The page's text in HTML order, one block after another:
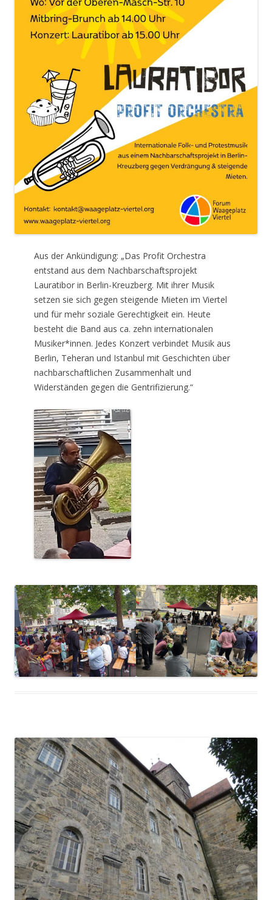
Aus der Ankündigung: „Das Profit Orchestra
entstand aus dem Nachbarschaftsprojekt
Lauratibor in Berlin-Kreuzberg. Mit ihrer Musik
setzen sie sich gegen steigende Mieten im Viertel
und für mehr soziale Gerechtigkeit ein. Heute
besteht die Band aus ca. zehn internationalen
Musiker*innen. Jedes Konzert verbindet Musik aus
Berlin, Teheran und Istanbul mit Geschichten über
nachbarschaftlichen Zusammenhalt und
Widerständen gegen die Gentrifizierung.“